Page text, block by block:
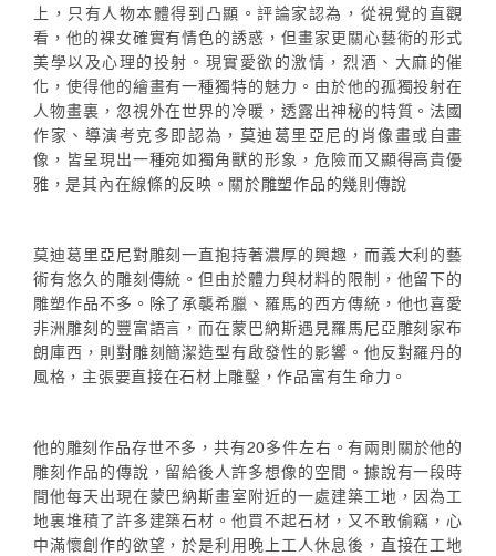
上，只有人物本體得到凸顯。評論家認為，從視覺的直觀
看，他的裸女確實有情色的誘惑，但畫家更關心藝術的形式
美學以及心理的投射。現實愛欲的激情，烈酒、大麻的催
化，使得他的繪畫有一種獨特的魅力。由於他的孤獨投射在
人物畫裏，忽視外在世界的冷暖，透露出神秘的特質。法國
作家、導演考克多即認為，莫迪葛里亞尼的肖像畫或自畫
像，皆呈現出一種宛如獨角獸的形象，危險而又顯得高貴優
雅，是其內在線條的反映。關於雕塑作品的幾則傳說
莫迪葛里亞尼對雕刻一直抱持著濃厚的興趣，而義大利的藝
術有悠久的雕刻傳統。但由於體力與材料的限制，他留下的
雕塑作品不多。除了承襲希臘、羅馬的西方傳統，他也喜愛
非洲雕刻的豐富語言，而在蒙巴納斯遇見羅馬尼亞雕刻家布
朗庫西，則對雕刻簡潔造型有啟發性的影響。他反對羅丹的
風格，主張要直接在石材上雕鑿，作品富有生命力。
他的雕刻作品存世不多，共有20多件左右。有兩則關於他的
雕刻作品的傳說，留給後人許多想像的空間。據說有一段時
間他每天出現在蒙巴納斯畫室附近的一處建築工地，因為工
地裏堆積了許多建築石材。他買不起石材，又不敢偷竊，心
中滿懷創作的欲望，於是利用晚上工人休息後，直接在工地